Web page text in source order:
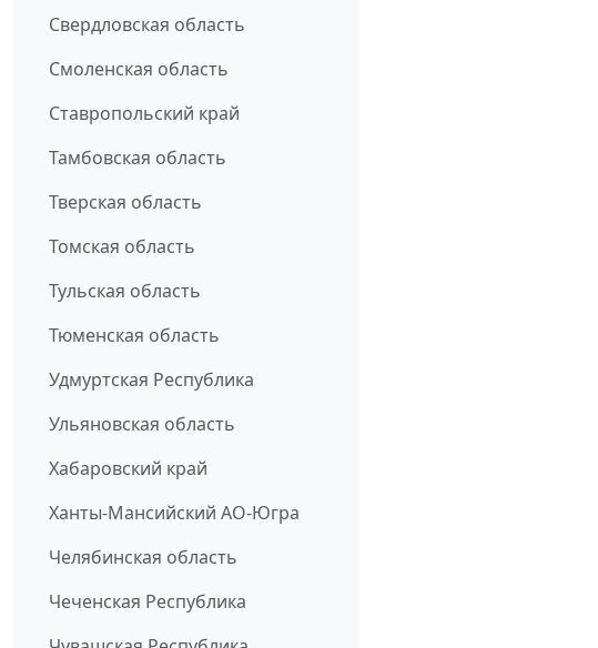
Свердловская область
Смоленская область
Ставропольский край
Тамбовская область
Тверская область
Томская область
Тульская область
Тюменская область
Удмуртская Республика
Ульяновская область
Хабаровский край
Ханты-Мансийский АО-Югра
Челябинская область
Чеченская Республика